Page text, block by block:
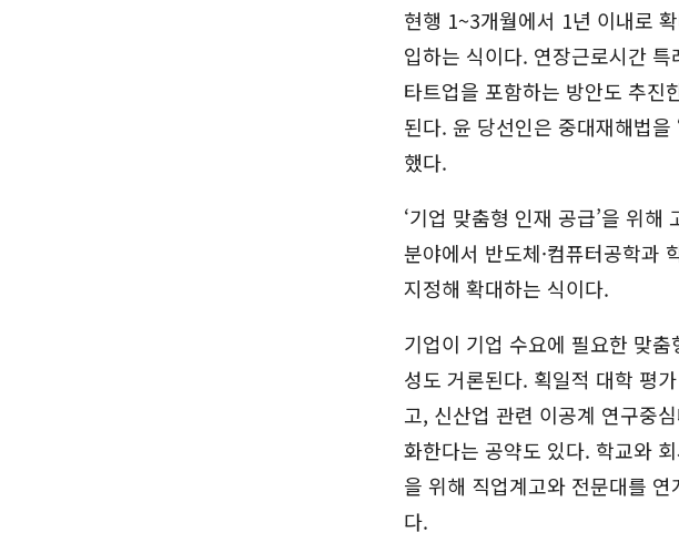
현행 1~3개월에서 1년 이내로
입하는 식이다. 연장근로시간
타트업을 포함하는 방안도 추진
된다. 윤 당선인은 중대재해법
했다.
‘기업 맞춤형 인재 공급’을 위
분야에서 반도체·컴퓨터공학과
지정해 확대하는 식이다.
기업이 기업 수요에 필요한 맞춤
성도 거론된다. 획일적 대학 평
고, 신산업 관련 이공계 연구중
화한다는 공약도 있다. 학교와
을 위해 직업계고와 전문대를
다.